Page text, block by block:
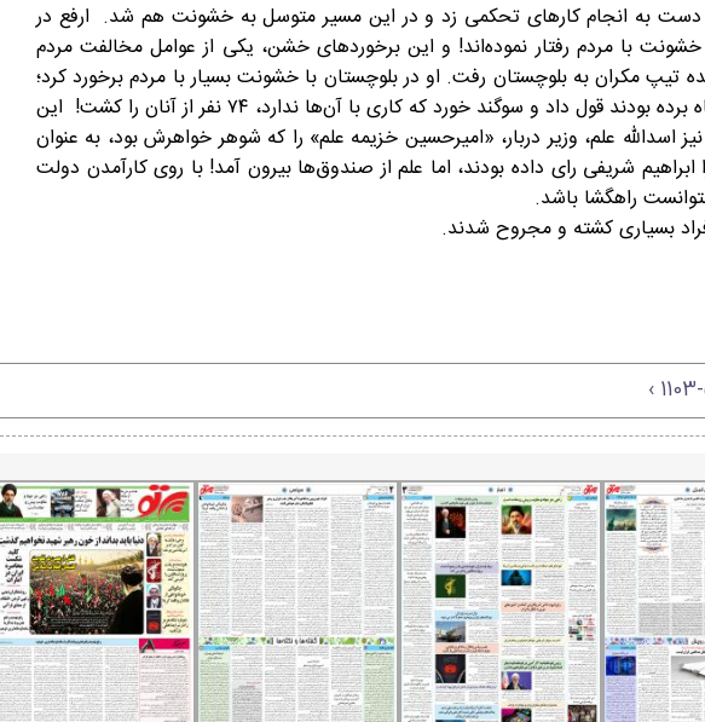
دست به انجام کارهای تحکمی زد و در این مسیر متوسل به خشونت هم شد. ارفع در
با مردم رفتار نموده‌اند! و این برخوردهای خشن، یکی از عوامل مخالفت مردم
داشت، با عنوان فرمانده تیپ مکران به بلوچستان رفت. او در بلوچستان با خشونت بسیار با مردم برخورد کرد؛
به گونه‌ای که به «البرز قصاب» معروف شد! او حتی در یک ماجرا در حالی که به مردم و سران بلوچی که به کوهی پناه برده بودند قول داد و سوگند خورد که کاری با آن‌ها ندارد، ۷۴ نفر از آنان را کشت! این
علم، وزیر دربار، «امیرحسین خزیمه علم» را که شوهر خواهرش بود، به عنوان
شریفی رای داده بودند، اما علم از صندوق‌ها بیرون آمد! با روی کارآمدن دولت
راهگشا باشد.
1103-